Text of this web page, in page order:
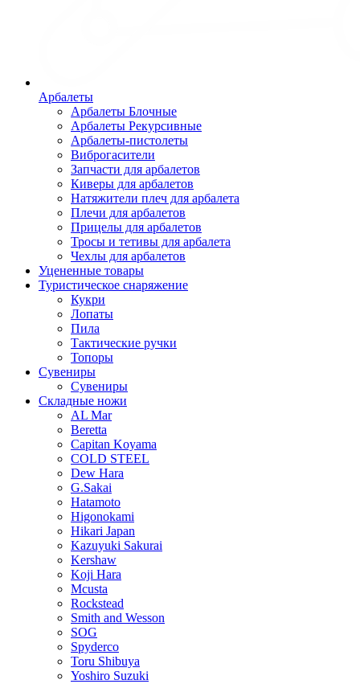
Арбалеты
Арбалеты Блочные
Арбалеты Рекурсивные
Арбалеты-пистолеты
Виброгасители
Запчасти для арбалетов
Киверы для арбалетов
Натяжители плеч для арбалета
Плечи для арбалетов
Прицелы для арбалетов
Тросы и тетивы для арбалета
Чехлы для арбалетов
Уцененные товары
Туристическое снаряжение
Кукри
Лопаты
Пила
Тактические ручки
Топоры
Сувениры
Сувениры
Складные ножи
AL Mar
Beretta
Capitan Koyama
COLD STEEL
Dew Hara
G.Sakai
Hatamoto
Higonokami
Hikari Japan
Kazuyuki Sakurai
Kershaw
Koji Hara
Mcusta
Rockstead
Smith and Wesson
SOG
Spyderco
Toru Shibuya
Yoshiro Suzuki